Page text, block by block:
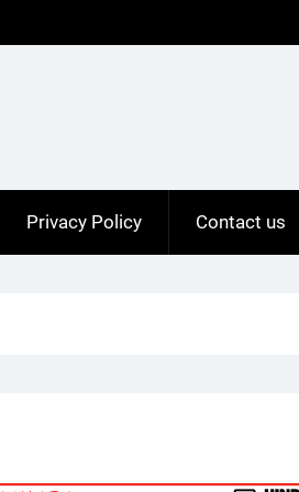
Privacy Policy Contact us